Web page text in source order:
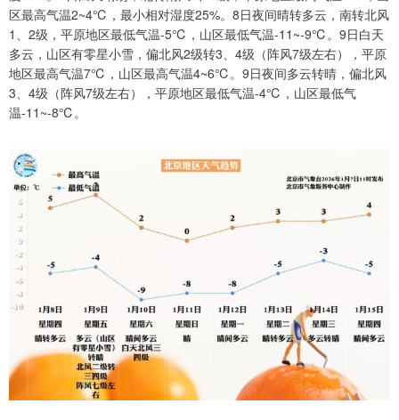
区最高气温2~4℃，最小相对湿度25%。8日夜间晴转多云，南转北风
1、2级，平原地区最低气温-5℃，山区最低气温-11~-9℃。9日白天
多云，山区有零星小雪，偏北风2级转3、4级（阵风7级左右），平原
地区最高气温7℃，山区最高气温4~6℃。9日夜间多云转晴，偏北风
3、4级（阵风7级左右），平原地区最低气温-4℃，山区最低气
温-11~-8℃。